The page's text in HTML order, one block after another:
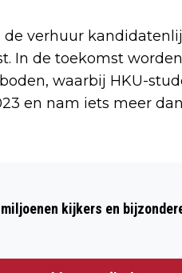
de verhuur
In de toekomst
waarbij HKU-
en nam iets meer
IN DE
kijkers en